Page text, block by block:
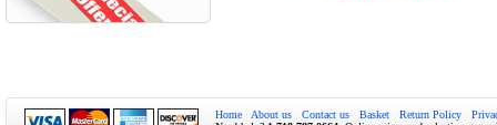
Home About us Contact us Basket Return Policy